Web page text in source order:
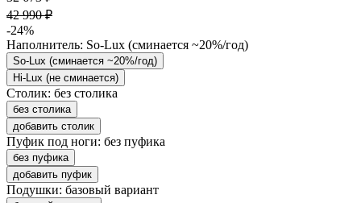
42 990 ₽
-24%
Наполнитель: So-Lux (cминается ~20%/год)
So-Lux (cминается ~20%/год)
Hi-Lux (не сминается)
Столик: без столика
без столика
добавить столик
Пуфик под ноги: без пуфика
без пуфика
добавить пуфик
Подушки: базовый вариант